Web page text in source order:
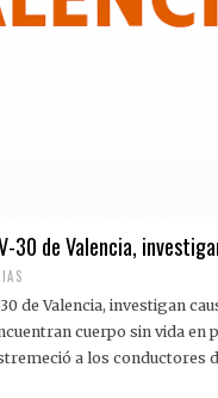
30 de Valencia,
de Valencia, investigan
cuerpo sin vida en
a los conductores